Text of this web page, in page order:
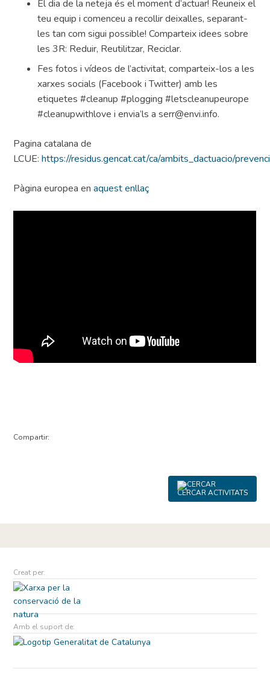
El dia de la neteja és el moment d’actuar! Reuneix el
teu equip i comenceu a recollir deixalles, separant-
les tan com sigui possible! Comparteix idees sobre
les 3R: Reduir, Reutilitzar, Reciclar.
Fes fotos i vídeos de l’activitat, comparteix-los a les
xarxes socials (Facebook i Twitter) amb les
etiquetes #cleanup #plogging #letscleanupeurope
#cleanupwithlove i envia’ls a serr@envi.info.
Pagina catalana de
LCUE:https://residus.gencat.cat/ca/ambits_dactuacio/
Pàgina europea enaquest enllaç
Compartir:
CERCAR ACTIVITATS
Creat per:
Amb el suport de: